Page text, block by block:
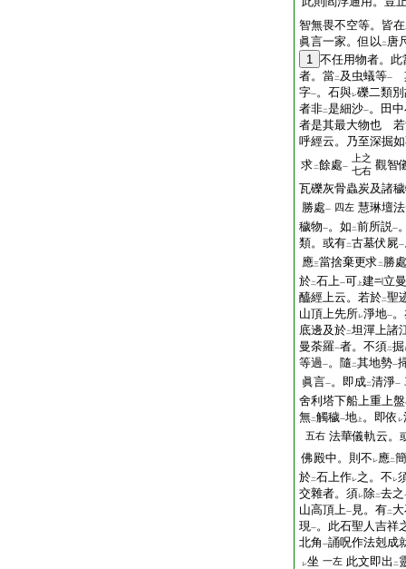
智無畏不空等。皆在
眞言一家。但以 二 唐
1 不任用物者。此
者。當二 及虫蟻等一
字一。石與レ礫二類
者非二是細沙一。田
者是其最大物也 若
呼經云。乃至深掘
求 二餘處一
上之
七右 觀智
瓦礫灰骨蟲炭及諸
勝處一 四左 慧琳壇
穢物一。如 二前所説一
類。或有二古墓伏屍一
應三當捨棄更求 二 勝處
於二石上一可 上建
立
醯經上云。若於二聖
山頂上先所レ淨地一
底邊及於二坦潬上諸
曼荼羅一者。不須二掘
等過一。隨 二其地勢一
眞言一。即成二清淨一
舍利塔下船上重上
無二觸穢一地 上 。即依 レ
五右 法華儀軌云。
佛殿中。則不 レ應二
於二石上作レ之。不 レ
交雜者。須レ除二去之
山高頂上一 見。有二
現一。此石聖人吉祥
北角 一誦呪作法剋成
レ坐 一左 此文即出 二